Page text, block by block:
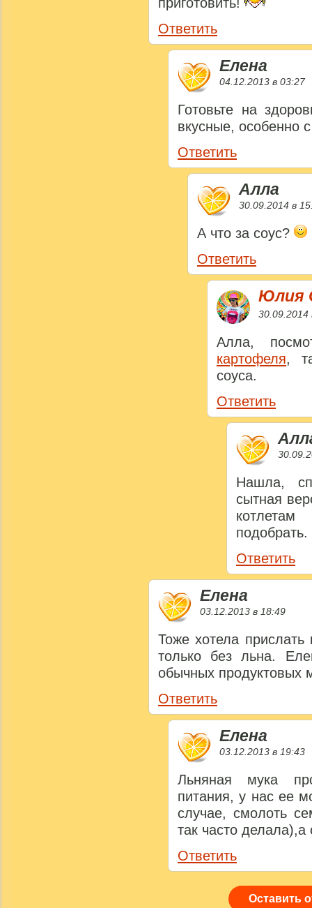
Ответить
Елена
04.12.2013 в 03:27
Готовьте на
вкусные, особенно
Ответить
Алла
30.09.2014 в
А что за соус?
Ответить
Юлия
30.09.2014
Алла,
картофеля,
соуса.
Ответить
Нашла,
сытная
подобрать.
Ответить
Елена
03.12.2013 в 18:49
Тоже хотела
только без льна.
обычных продуктовых
Ответить
Елена
03.12.2013 в 19:43
Льняная мука
питания, у нас ее
случае, смолоть
так часто делала),а
Ответить
Оставить